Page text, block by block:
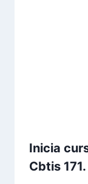
Inicia
Cbtis 171.